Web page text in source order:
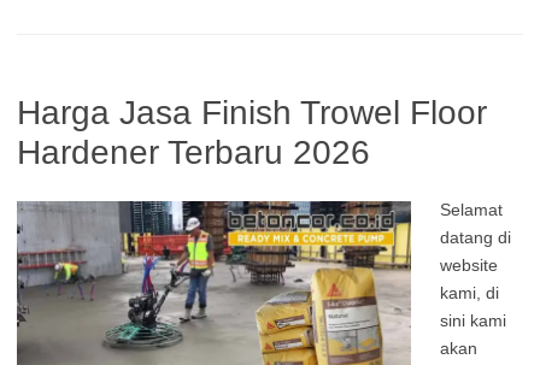
Harga Jasa Finish Trowel Floor
Hardener Terbaru 2026
Selamat
datang di
website
kami, di
sini kami
akan